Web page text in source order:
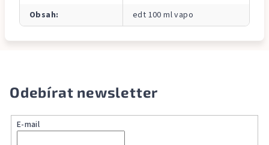
Obsah: edt 100 ml vapo
Odebírat newsletter
E-mail